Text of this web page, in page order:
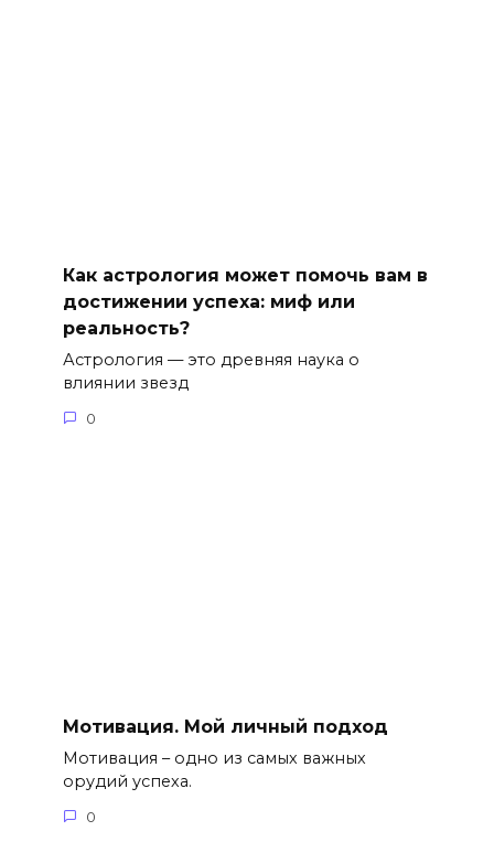
Как астрология может помочь вам в
достижении успеха: миф или
реальность?
Астрология — это древняя наука о
влиянии звезд
0
Мотивация. Мой личный подход
Мотивация – одно из самых важных
орудий успеха.
0